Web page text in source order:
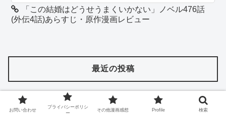
「この結婚はどうせうまくいかない」ノベル476話
(外伝4話)あらすじ・原作漫画レビュー
最近の投稿
「この結婚はどうせうまくいかない」ノベル502話(外伝
お問い合わせ
プライバシーポリシ
ー
その他漫画感想 Profile 検索